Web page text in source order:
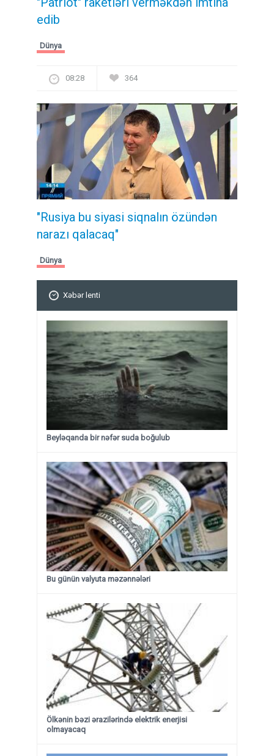
edib
Dünya
08:28 364
"Rusiya bu siyasi siqnalın özündən
narazı qalacaq"
Dünya
Xəbər lenti
Beyləqanda bir nəfər suda boğulub
Bu günün valyuta məzənnələri
Ölkənin bəzi ərazilərində elektrik enerjisi
olmayacaq